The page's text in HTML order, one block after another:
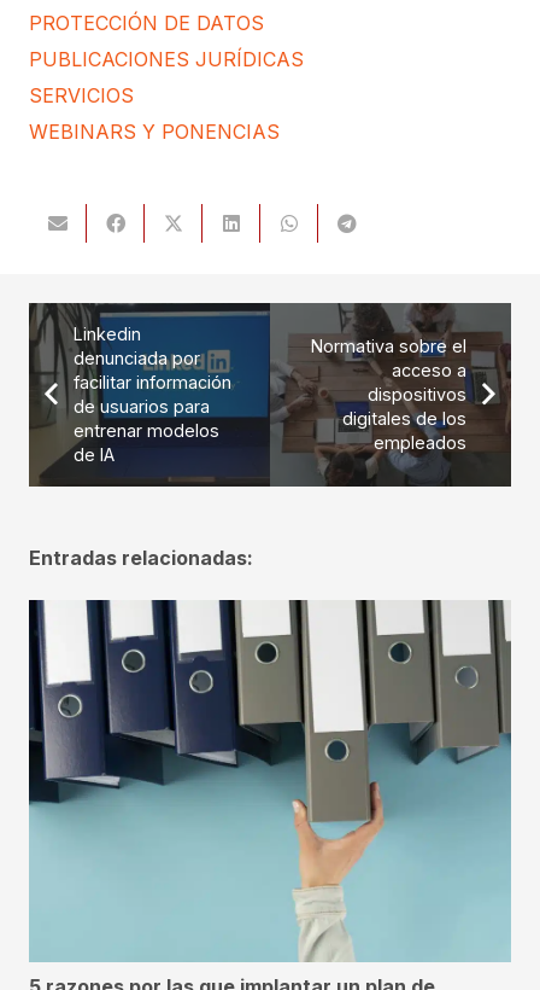
PROTECCIÓN DE DATOS
PUBLICACIONES JURÍDICAS
SERVICIOS
WEBINARS Y PONENCIAS
Linkedin
denunciada por
facilitar información
de usuarios para
entrenar modelos
de IA
Normativa sobre el
acceso a
dispositivos
digitales de los
empleados
Entradas relacionadas: